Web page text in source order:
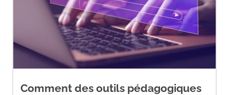
Comment des outils pédagogiques